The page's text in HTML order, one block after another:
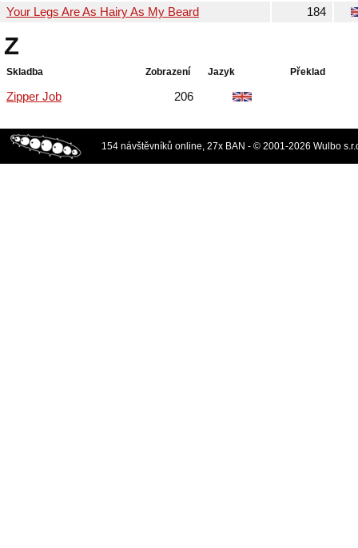
Your Legs Are As Hairy As My Beard 184
Z
Skladba Zobrazení Jazyk Překlad
Zipper Job 206
154 návštěvníků online, 27x BAN - © 2001-2026 Wulbo